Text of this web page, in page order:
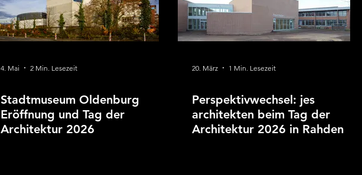
4. Mai 2 Min. Lesezeit
Stadtmuseum Oldenburg
Eröffnung und Tag der
Architektur 2026
20. März 1 Min. Lesezeit
Perspektivwechsel: jes
architekten beim Tag der
Architektur 2026 in Rahden